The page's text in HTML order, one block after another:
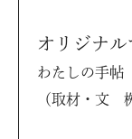
オリジナル
わたしの手
（取材・文